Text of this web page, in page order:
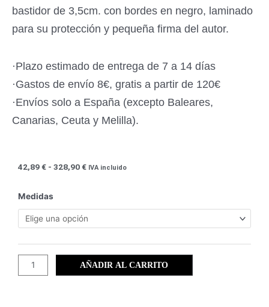
bastidor de 3,5cm. con bordes en negro, laminado
para su protección y pequeña firma del autor.
·Plazo estimado de entrega de 7 a 14 días
·Gastos de envío 8€, gratis a partir de 120€
·Envíos solo a España (excepto Baleares,
Canarias, Ceuta y Melilla).
42,89€ - 328,90€Rango
42,89 €
328,90 €
IVA incluido
Medidas
Santiago
de
en
ByN
(25)
AÑADIR AL CARRITO